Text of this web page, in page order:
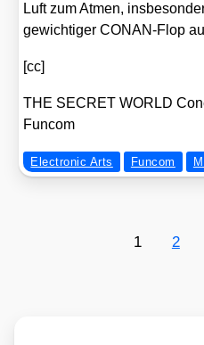
Luft zum Atmen,
ge­wich­ti­ger CONAN-Flop
[cc]
THE SECRET WORLD
Fun­com
Electronic Arts Funcom
1 2